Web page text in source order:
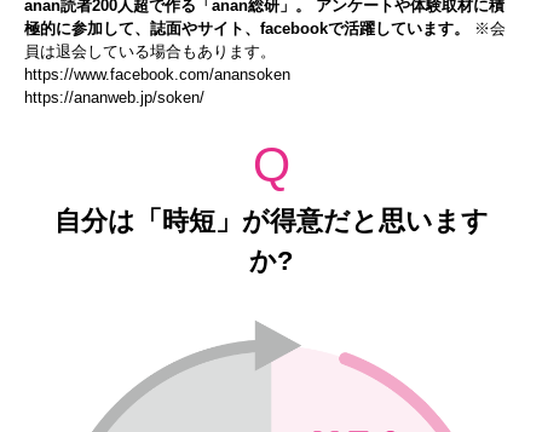
anan読者200人超で作る「anan総研」。 アンケートや体験取材に積
極的に参加して、誌面やサイト、facebookで活躍しています。
※会
員は退会している場合もあります。
https://www.facebook.com/anansoken
https://ananweb.jp/soken/
Q
自分は「時短」が得意だと思います
か?